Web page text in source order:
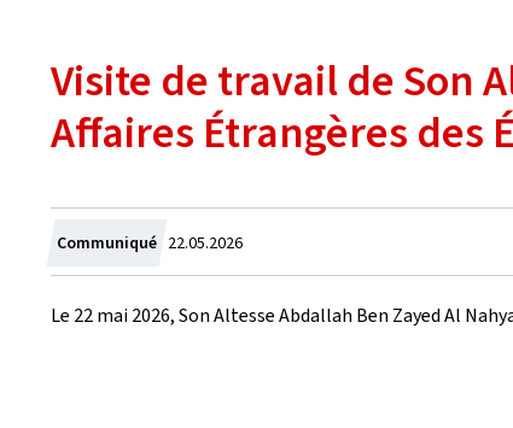
Visite de travail de Son
Affaires Étrangères des
Communiqué Crée
le
22.05.2026
Le 22 mai 2026, Son Altesse Abdallah Ben Zayed Al